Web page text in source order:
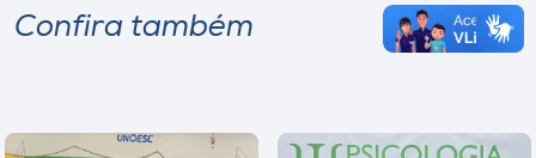
Confira também